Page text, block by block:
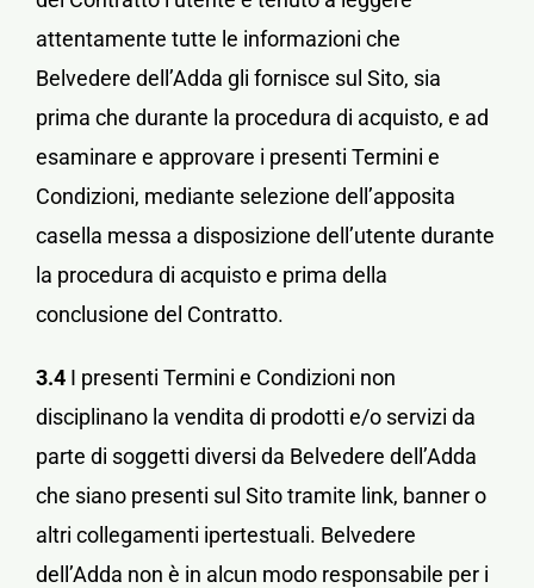
attentamente tutte le informazioni che
Belvedere dell’Adda gli fornisce sul Sito, sia
prima che durante la procedura di acquisto, e ad
esaminare e approvare i presenti Termini e
Condizioni, mediante selezione dell’apposita
casella messa a disposizione dell’utente durante
la procedura di acquisto e prima della
conclusione del Contratto.
3.4 I presenti Termini e Condizioni non
disciplinano la vendita di prodotti e/o servizi da
parte di soggetti diversi da Belvedere dell’Adda
che siano presenti sul Sito tramite link, banner o
altri collegamenti ipertestuali. Belvedere
dell’Adda non è in alcun modo responsabile per i